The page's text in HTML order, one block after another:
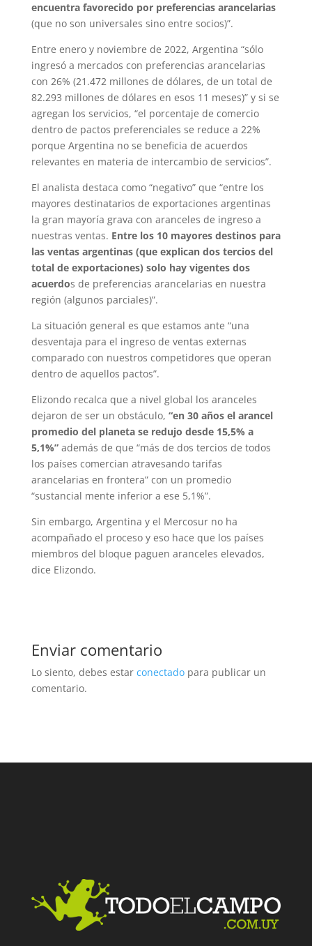
encuentra favorecido por preferencias arancelarias
(que no son universales sino entre socios)”.
Entre enero y noviembre de 2022, Argentina “sólo
ingresó a mercados con preferencias arancelarias
con 26% (21.472 millones de dólares, de un total de
82.293 millones de dólares en esos 11 meses)” y si se
agregan los servicios, “el porcentaje de comercio
dentro de pactos preferenciales se reduce a 22%
porque Argentina no se beneficia de acuerdos
relevantes en materia de intercambio de servicios”.
El analista destaca como “negativo” que “entre los
mayores destinatarios de exportaciones argentinas
la gran mayoría grava con aranceles de ingreso a
nuestras ventas. Entre los 10 mayores destinos para
las ventas argentinas (que explican dos tercios del
total de exportaciones) solo hay vigentes dos
acuerdos de preferencias arancelarias en nuestra
región (algunos parciales)”.
La situación general es que estamos ante “una
desventaja para el ingreso de ventas externas
comparado con nuestros competidores que operan
dentro de aquellos pactos”.
Elizondo recalca que a nivel global los aranceles
dejaron de ser un obstáculo, “en 30 años el arancel
promedio del planeta se redujo desde 15,5% a
5,1%”además de que “más de dos tercios de todos
los países comercian atravesando tarifas
arancelarias en frontera” con un promedio
“sustancial mente inferior a ese 5,1%”.
Sin embargo, Argentina y el Mercosur no ha
acompañado el proceso y eso hace que los países
miembros del bloque paguen aranceles elevados,
dice Elizondo.
Enviar comentario
Lo siento, debes estar conectadopara publicar un
comentario.
Facebook